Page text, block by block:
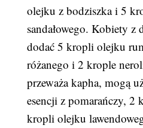
olejku z bodziszka i 5
sandałowego. Kobiety
dodać 5 kropli olejku
różanego i 2 krople
przeważa kapha, mogą
esencji z pomarańczy,
kropli olejku